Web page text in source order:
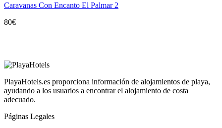
Caravanas Con Encanto El Palmar 2
80€
PlayaHotels.es proporciona información de alojamientos de playa,
ayudando a los usuarios a encontrar el alojamiento de costa
adecuado.
Páginas Legales